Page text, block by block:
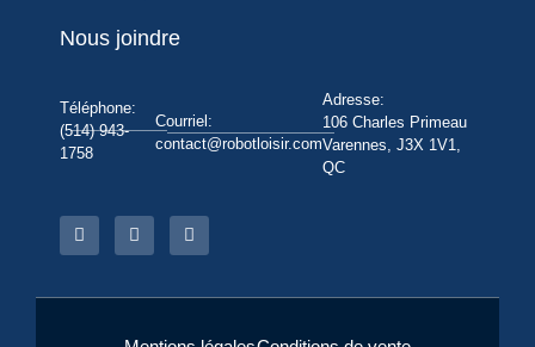
Nous joindre
Téléphone:
(514) 943-
1758
Courriel:
contact@robotloisir.com
Adresse:
106 Charles Primeau
Varennes, J3X 1V1,
QC